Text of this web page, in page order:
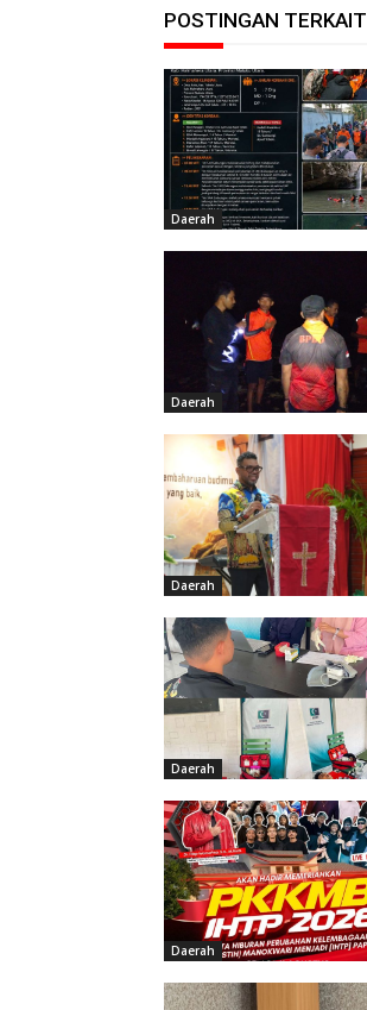
POSTINGAN TERKAIT
Daerah
Daerah
Daerah
Daerah
Daerah